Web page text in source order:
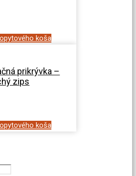
koša
prikrývka –
zips
koša